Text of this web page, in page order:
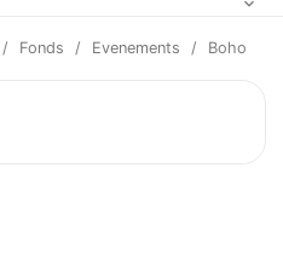
Fonds Evenements Boho